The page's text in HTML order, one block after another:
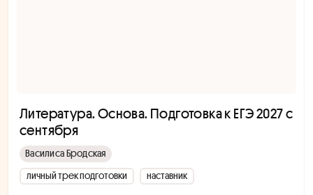
Литература. Основа. Подготовка к ЕГЭ 2027 с
сентября
Василиса Бродская
личный трек подготовки
наставник